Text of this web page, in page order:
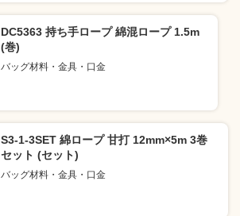
DC5363 持ち手ロープ 綿混ロープ 1.5m
(巻)
バッグ材料・金具・口金
S3-1-3SET 綿ロープ 甘打 12mm×5m 3巻
セット (セット)
バッグ材料・金具・口金